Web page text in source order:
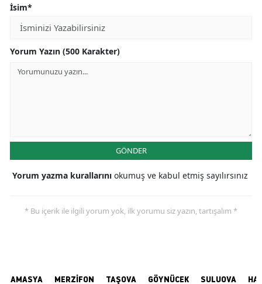
İsim*
Yorum Yazın (500 Karakter)
GÖNDER
Yorum yazma kurallarını okumuş ve kabul etmiş sayılırsınız
* Bu içerik ile ilgili yorum yok, ilk yorumu siz yazın, tartışalım *
AMASYA MERZİFON TAŞOVA GÖYNÜCEK SULUOVA